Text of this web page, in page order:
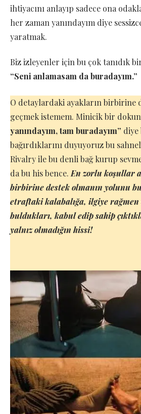
ihtiyacını anlayıp sadece ona
her zaman yanındayım diye
yaratmak.
Biz izleyenler için bu çok tanıdık
“Seni anlamasam da buradayım.”
O detaylardaki ayakların birbirine
geçmek istemem. Minicik bir
yanındayım, tam buradayım” diye
bağırdıklarını duyuyoruz bu
Rivalry ile bu denli bağ kurup
da bu his bence. En zorlu koşullar
birbirine destek olmanın yolunu
etraftaki kalabalığa, ilgiye rağmen
buldukları, kabul edip sahip
yalnız olmadığın hissi!